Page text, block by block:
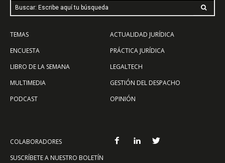
Buscar: Escribe aquí tu búsqueda
TEMAS
ENCUESTA
LIBRO DE LA SEMANA
MULTIMEDIA
PODCAST
ACTUALIDAD JURÍDICA
PRÁCTICA JURÍDICA
LEGALTECH
GESTIÓN DEL DESPACHO
OPINIÓN
COLABORADORES
SUSCRÍBETE A NUESTRO BOLETÍN